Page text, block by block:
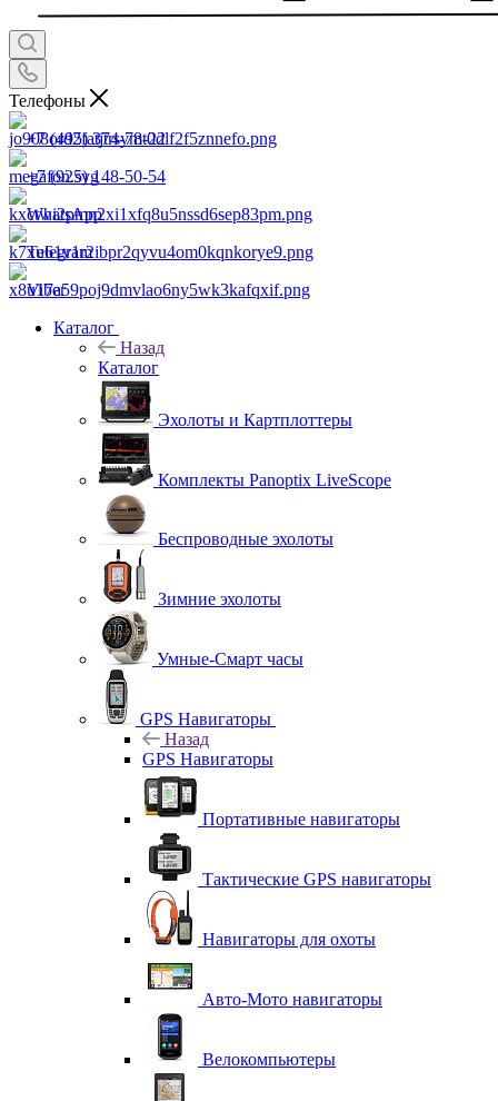
Телефоны
+7 (495) 374-78-22
+7 (925) 148-50-54
WhatsApp
Telegram
Viber
Каталог
Назад
Каталог
Эхолоты и Картплоттеры
Комплекты Panoptix LiveScope
Беспроводные эхолоты
Зимние эхолоты
Умные-Смарт часы
GPS Навигаторы
Назад
GPS Навигаторы
Портативные навигаторы
Тактические GPS навигаторы
Навигаторы для охоты
Авто-Мото навигаторы
Велокомпьютеры